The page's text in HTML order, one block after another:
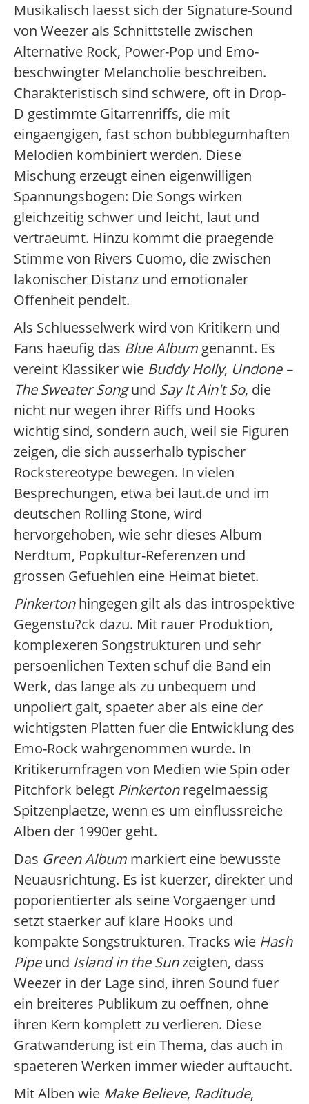
Musikalisch laesst sich der Signature-Sound
von Weezer als Schnittstelle zwischen
Alternative Rock, Power-Pop und Emo-
beschwingter Melancholie beschreiben.
Charakteristisch sind schwere, oft in Drop-
D gestimmte Gitarrenriffs, die mit
eingaengigen, fast schon bubblegumhaften
Melodien kombiniert werden. Diese
Mischung erzeugt einen eigenwilligen
Spannungsbogen: Die Songs wirken
gleichzeitig schwer und leicht, laut und
vertraeumt. Hinzu kommt die praegende
Stimme von Rivers Cuomo, die zwischen
lakonischer Distanz und emotionaler
Offenheit pendelt.
Als Schluesselwerk wird von Kritikern und
Fans haeufig das Blue Album genannt. Es
vereint Klassiker wie Buddy Holly, Undone –
The Sweater Songund Say It Ain't So, die
nicht nur wegen ihrer Riffs und Hooks
wichtig sind, sondern auch, weil sie Figuren
zeigen, die sich ausserhalb typischer
Rockstereotype bewegen. In vielen
Besprechungen, etwa bei laut.de und im
deutschen Rolling Stone, wird
hervorgehoben, wie sehr dieses Album
Nerdtum, Popkultur-Referenzen und
grossen Gefuehlen eine Heimat bietet.
Pinkertonhingegen gilt als das introspektive
Gegenstu?ck dazu. Mit rauer Produktion,
komplexeren Songstrukturen und sehr
persoenlichen Texten schuf die Band ein
Werk, das lange als zu unbequem und
unpoliert galt, spaeter aber als eine der
wichtigsten Platten fuer die Entwicklung des
Emo-Rock wahrgenommen wurde. In
Kritikerumfragen von Medien wie Spin oder
Pitchfork belegt Pinkertonregelmaessig
Spitzenplaetze, wenn es um einflussreiche
Alben der 1990er geht.
Das Green Album markiert eine bewusste
Neuausrichtung. Es ist kuerzer, direkter und
poporientierter als seine Vorgaenger und
setzt staerker auf klare Hooks und
kompakte Songstrukturen. Tracks wie Hash
Pipeund Island in the Sunzeigten, dass
Weezer in der Lage sind, ihren Sound fuer
ein breiteres Publikum zu oeffnen, ohne
ihren Kern komplett zu verlieren. Diese
Gratwanderung ist ein Thema, das auch in
spaeteren Werken immer wieder auftaucht.
Mit Alben wie Make Believe, Raditude,